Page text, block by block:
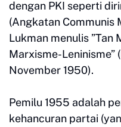
dengan PKI seperti
(Angkatan Communis
Lukman menulis ”Tan
Marxisme-Leninisme”
November 1950).
Pemilu 1955 adalah
kehancuran partai